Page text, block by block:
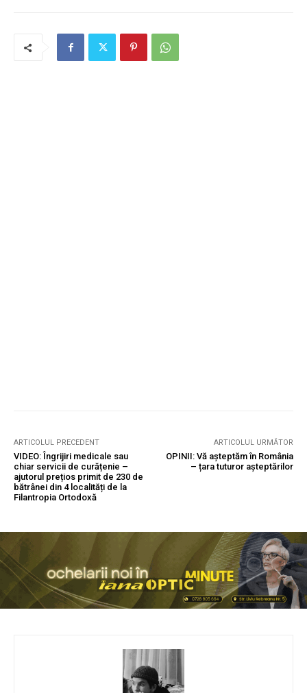
ARTICOLUL PRECEDENT
VIDEO: Îngrijiri medicale sau
chiar servicii de curățenie –
ajutorul prețios primit de 230 de
bătrânei din 4 localități de la
Filantropia Ortodoxă
ARTICOLUL URMĂTOR
OPINII: Vă așteptăm în România
– țara tuturor așteptărilor